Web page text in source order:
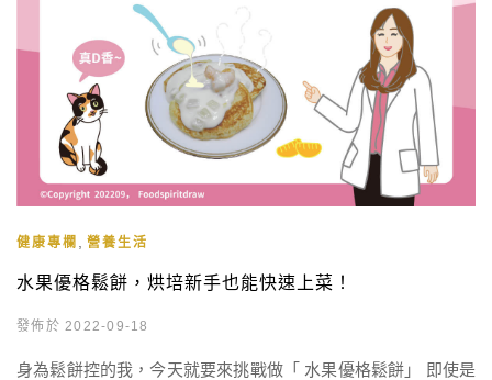
健康專欄 營養生活
水果優格鬆餅，烘培新手也能快速上菜！
發佈於 2022-09-18
身為鬆餅控的我，今天就要來挑戰做「 水果優格鬆餅」 即使是